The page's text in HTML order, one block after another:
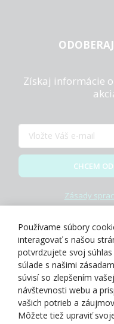
Získaj informácie
CHCEM
Zásady
O NÁS
NAKUPOVANIE
Používame súbory
interagovať s našou
potvrdzujete svoj
súlade s našimi
súvisí so zlepšením
návštevnosti webu a
vašich potrieb a
Môžete tiež upraviť